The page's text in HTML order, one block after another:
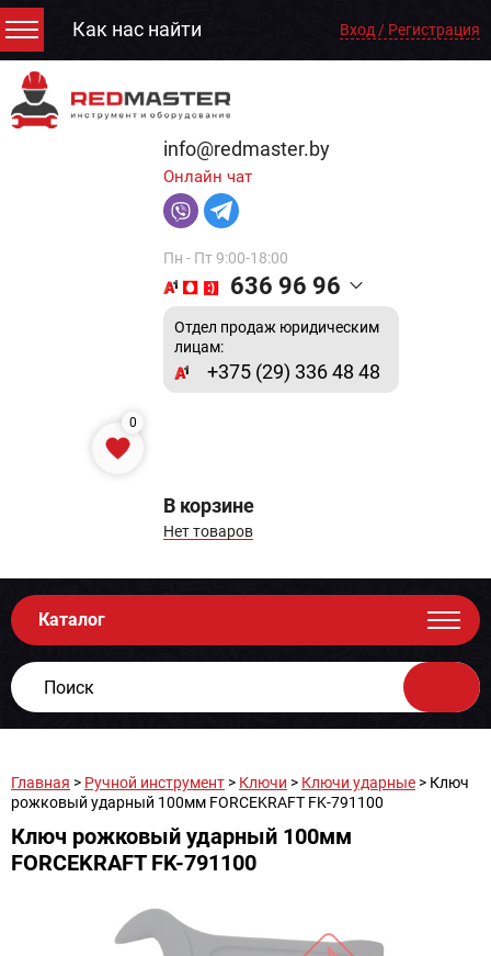
Как нас найти Вход / Регистрация
info@redmaster.by
Онлайн чат
Пн - Пт 9:00-18:00
636 96 96
Отдел продаж юридическим
лицам:
+375 (29) 336 48 48
0
В корзине
Нет товаров
Каталог
Главная > Ручной инструмент > Ключи > Ключи ударные > Ключ
рожковый ударный 100мм FORCEKRAFT FK-791100
Ключ рожковый ударный 100мм
FORCEKRAFT FK-791100